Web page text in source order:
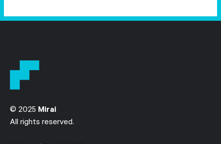
© 2025 Mirai
All rights reserved.